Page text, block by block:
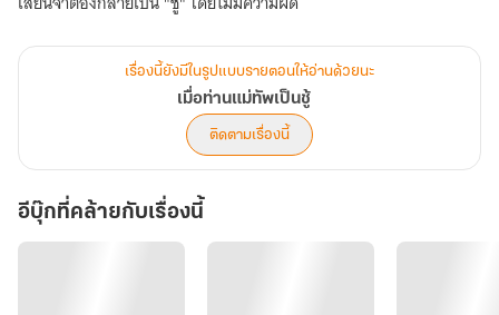
เรื่องนี้ยังมีในรูปแบบรายตอนให้อ่านด้วยนะ
เมื่อท่านแม่ทัพเป็นชู้
ติดตามเรื่องนี้
อีบุ๊กที่คล้ายกับเรื่องนี้